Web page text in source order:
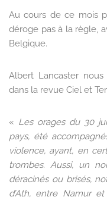
Au cours de ce mois
déroge pas à la règle,
Belgique.
Albert Lancaster
dans la revue Ciel et
« Les orages du 30
pays, été
violence, ayant, en
trombes. Aussi, un
déracinés ou brisés,
d’Ath, entre Namur